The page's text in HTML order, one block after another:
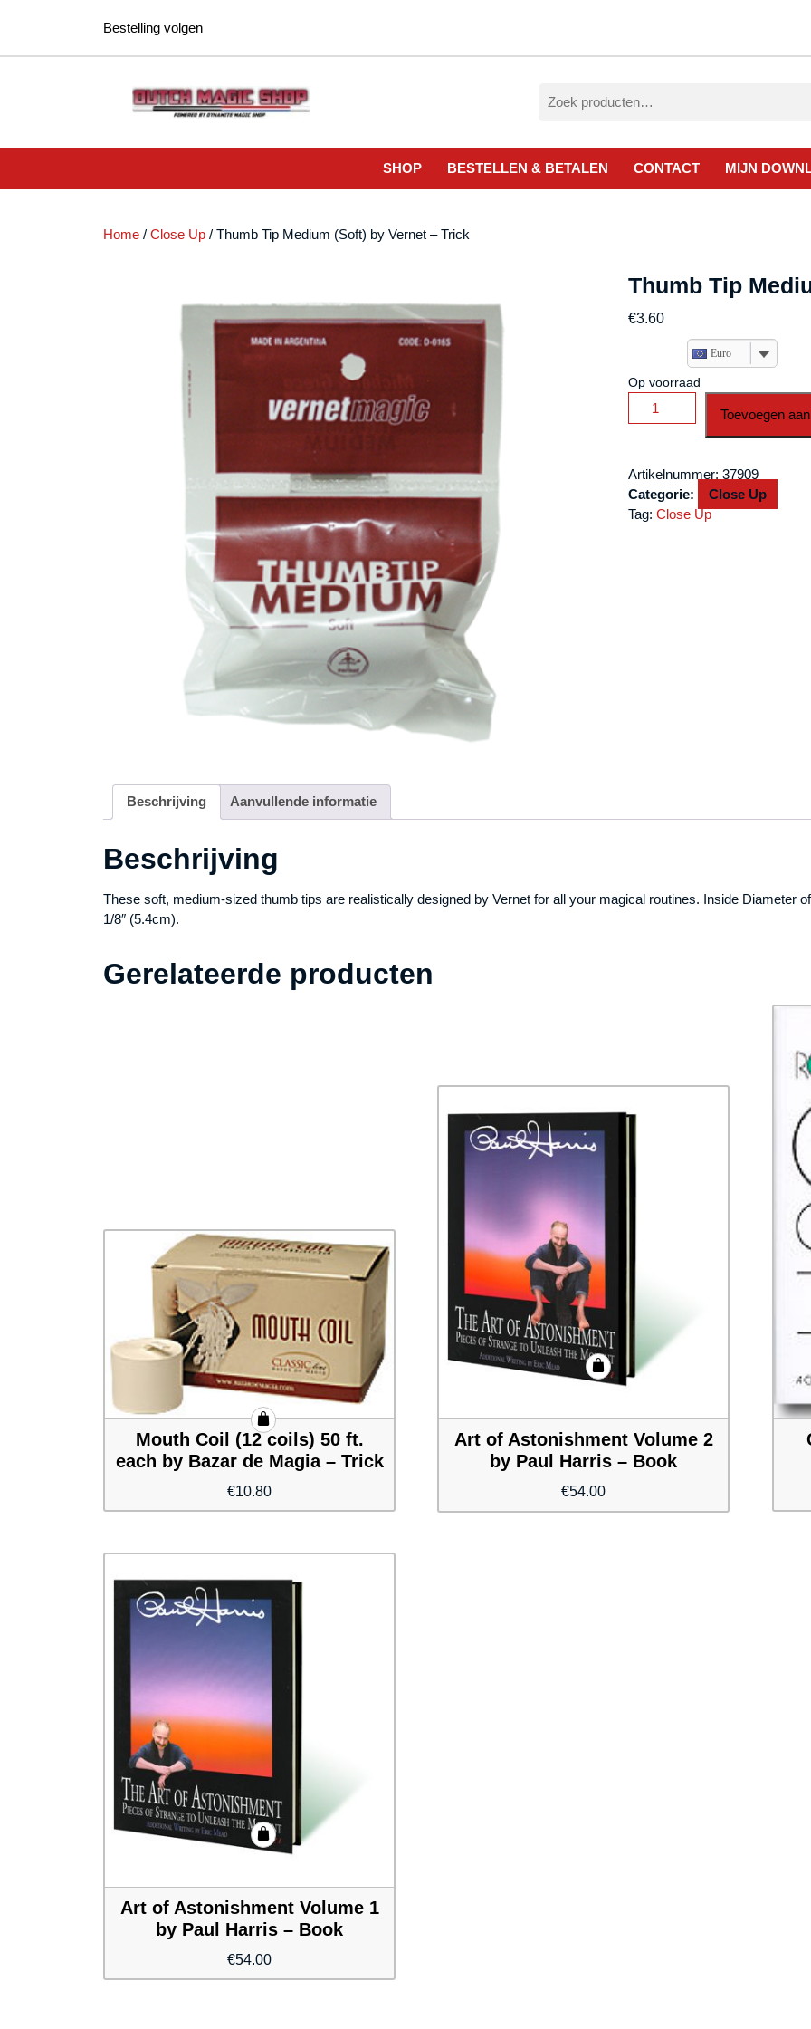
Bestelling volgen
naar:
SHOP BESTELLEN & BETALEN CONTACT MIJN
Home / Close Up / Thumb Tip Medium (Soft) by Vernet – Trick
Thumb Tip
€3.60
Euro
Op voorraad
Thumb
Tip
by
Vernet
-
Toevoegen
Artikelnummer:37909
Categorie:
Close Up
Tag:Close Up
Beschrijving Aanvullende informatie
Beschrijving
These soft, medium-sized thumb tips are realistically designed by Vernet for all your magical routines. Inside Diameter
1/8″ (5.4cm).
Gerelateerde producten
Mouth Coil (12 coils) 50 ft.
each by Bazar de Magia – Trick
€10.80
Art of Astonishment Volume 2
by Paul Harris – Book
€54.00
Art of Astonishment Volume 1
by Paul Harris – Book
€54.00